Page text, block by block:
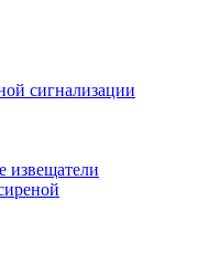
сигнализации
извещатели